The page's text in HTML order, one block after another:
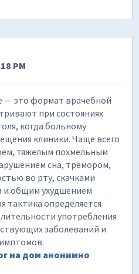
PM
— это формат врачебной
при состояниях
когда больному
клиники. Чаще всего
тяжелым похмельным
сна, тремором,
во рту, скачками
и общим ухудшением
тактика определяется
употребления
заболеваний и
на дом анонимно